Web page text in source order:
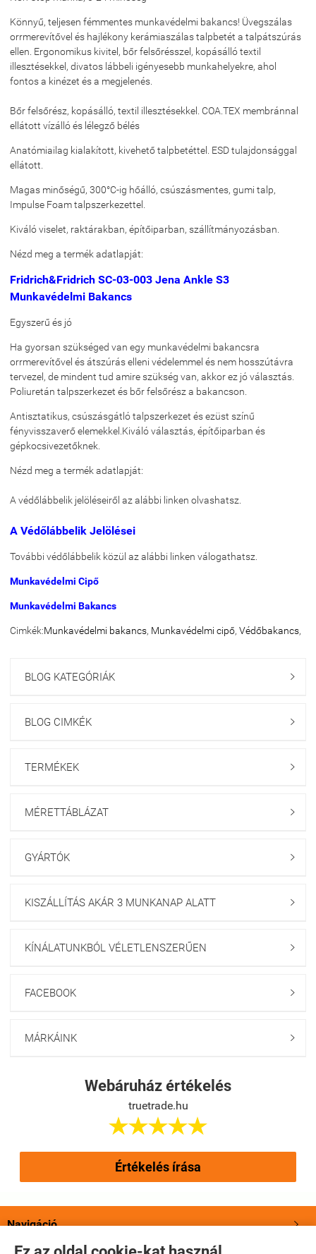
Könnyű, teljesen fémmentes munkavédelmi bakancs! Üvegszálas
orrmerevítővel és hajlékony kerámiaszálas talpbetét a talpátszúrás
ellen. Ergonomikus kivitel, bőr felsőrésszel, kopásálló textil
illesztésekkel, divatos lábbeli igényesebb munkahelyekre, ahol
fontos a kinézet és a megjelenés.
Bőr felsőrész, kopásálló, textil illesztésekkel. COA.TEX membránnal
ellátott vízálló és lélegző bélés
Anatómiailag kialakított, kivehető talpbetéttel. ESD tulajdonsággal
ellátott.
Magas minőségű, 300°C-ig hőálló, csúszásmentes, gumi talp,
Impulse Foam talpszerkezettel.
Kiváló viselet, raktárakban, építőiparban, szállítmányozásban.
Nézd meg a termék adatlapját:
Fridrich&Fridrich SC-03-003 Jena Ankle S3
Munkavédelmi Bakancs
Egyszerű és jó
Ha gyorsan szükséged van egy munkavédelmi bakancsra
orrmerevítővel és átszúrás elleni védelemmel és nem hosszútávra
tervezel, de mindent tud amire szükség van, akkor ez jó választás.
Poliuretán talpszerkezet és bőr felsőrész a bakancson.
Antisztatikus, csúszásgátló talpszerkezet és ezüst színű
fényvisszaverő elemekkel.Kiváló választás, építőiparban és
gépkocsivezetőknek.
Nézd meg a termék adatlapját:
A védőlábbelik jelöléseiről az alábbi linken olvashatsz.
A Védőlábbelik Jelölései
További védőlábbelik közül az alábbi linken válogathatsz.
Munkavédelmi Cipő
Munkavédelmi Bakancs
Cimkék:Munkavédelmi bakancs, Munkavédelmi cipő, Védőbakancs,
BLOG KATEGÓRIÁK 
BLOG CIMKÉK 
TERMÉKEK 
MÉRETTÁBLÁZAT 
GYÁRTÓK 
KISZÁLLÍTÁS AKÁR 3 MUNKANAP ALATT 
KÍNÁLATUNKBÓL VÉLETLENSZERŰEN 
FACEBOOK 
MÁRKÁINK 
Webáruház értékelés
truetrade.hu

Értékelés írása
Navigáció 